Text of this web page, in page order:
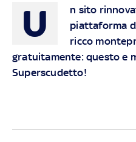
U
n sito
piattaforma
ricco
gratuitamente: questo e
Superscudetto!